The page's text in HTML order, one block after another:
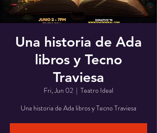
Una historia de Ada
libros y Tecno
Traviesa
Fri, Jun 02
  |
Teatro Ideal
Una historia de Ada libros y Tecno Traviesa